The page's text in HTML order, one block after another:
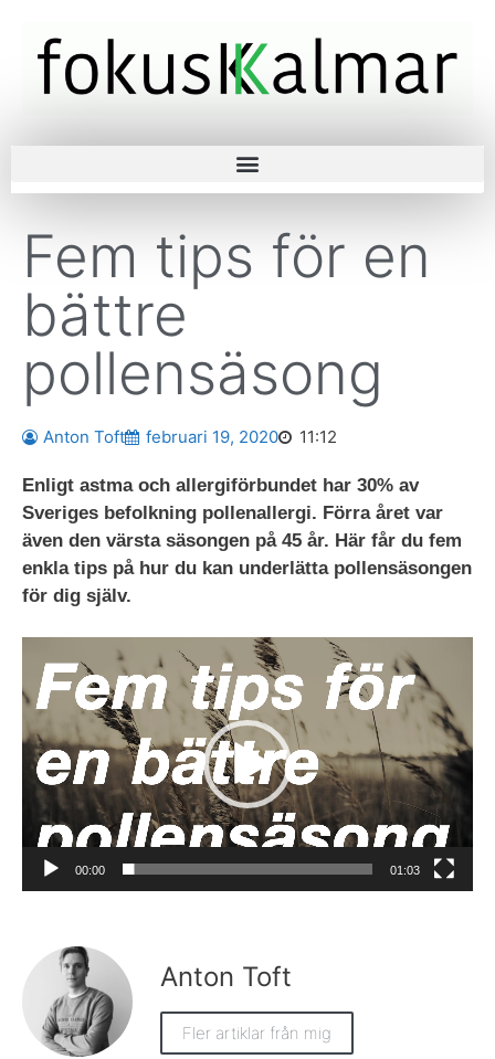
Fem tips för en
bättre
pollensäsong
Anton Toft februari 19, 2020 11:12
Enligt astma och allergiförbundet har 30% av
Sveriges befolkning pollenallergi. Förra året var
även den värsta säsongen på 45 år. Här får du fem
enkla tips på hur du kan underlätta pollensäsongen
för dig själv.
Videospelare
00:00 01:03
Anton Toft
Fler artiklar från mig